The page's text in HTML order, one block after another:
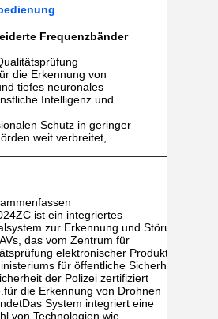
Frequenzbänder
die Erkennung von
tiefes neuronales
Intelligenz und
Schutz in geringer
weit verbreitet,
ist ein integriertes
zur Erkennung und Störung
das vom Zentrum für
elektronischer Produkte
für öffentliche Sicherheit
der Polizei zertifiziert
die Erkennung von Drohnen
System integriert eine
von Technologien wie